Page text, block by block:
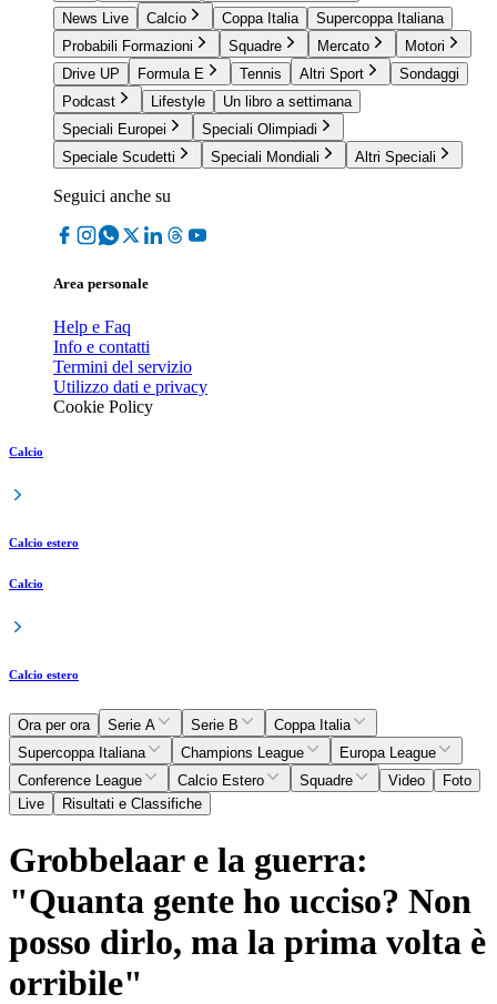
News Live
Calcio Coppa Italia
Supercoppa Italiana
Probabili Formazioni
Squadre Mercato
Motori
Drive UP
Formula E Tennis Altri Sport
Sondaggi
Podcast
Lifestyle
Un libro a settimana
Speciali Europei
Speciali Olimpiadi
Speciale Scudetti
Speciali Mondiali Altri Speciali
Seguici anche su
Area personale
Help e Faq
Info e contatti
Termini del servizio
Utilizzo dati e privacy
Cookie Policy
Calcio
Calcio estero
Calcio
Calcio estero
Ora per ora Serie A Serie B
Coppa Italia
Supercoppa Italiana
Champions League
Europa League
Conference League
Calcio Estero Squadre Video
Foto
Live
Risultati e Classifiche
Grobbelaar e la guerra:
"Quanta gente ho ucciso? Non
posso dirlo, ma la prima volta è
orribile"